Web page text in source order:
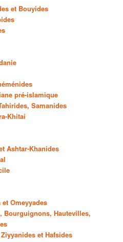
et Bouyides
pré-islamique
Samanides
Khitai
Ashtar-Khanides
Omeyyades
Bourguignons, Hautevilles,
et Hafsides